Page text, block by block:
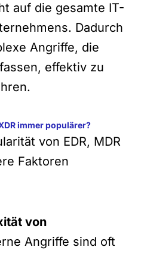
auf die gesamte IT-
Dadurch
Angriffe, die
effektiv zu
immer populärer?
von EDR, MDR
Faktoren
von
Angriffe sind oft